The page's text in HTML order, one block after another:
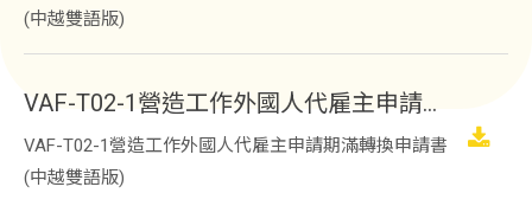
(中越雙語版)
VAF-T02-1營造工作外國人代雇主申請期滿轉換申請書(中越雙語版)
VAF-T02-1營造工作外國人代雇主申請期滿轉換申請書
(中越雙語版)